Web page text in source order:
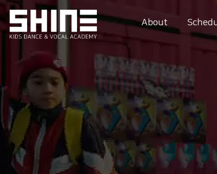
About